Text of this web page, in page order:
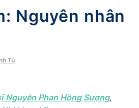
Nguyên nhân
Tú
Nguyễn Phan Hồng Sương,